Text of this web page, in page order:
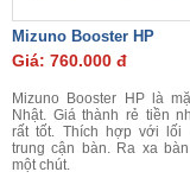
Mizuno Booster HP
Giá: 760.000 đ
Mizuno Booster HP là
Nhật. Giá thành rẻ tiền
rất tốt. Thích hợp với lối
trung cận bàn. Ra xa
một chút.